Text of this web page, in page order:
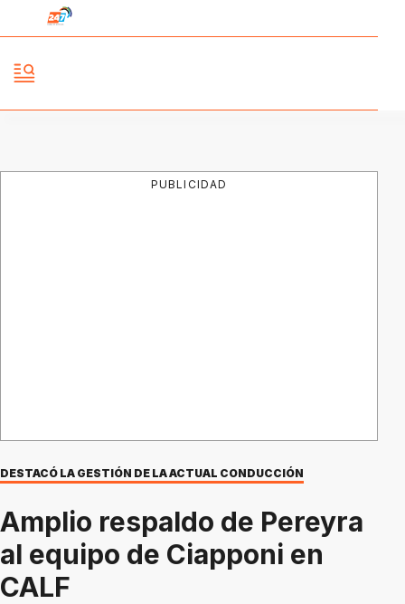
PUBLICIDAD
DESTACÓ LA GESTIÓN DE LA ACTUAL CONDUCCIÓN
Amplio respaldo de Pereyra
al equipo de Ciapponi en
CALF